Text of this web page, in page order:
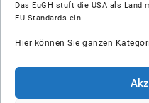
Das EuGH stuft die USA als Land
EU-Standards ein.
Hier können Sie ganzen